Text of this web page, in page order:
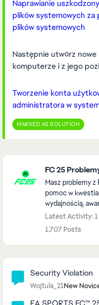
Naprawianie
plików systemowych za
plików systemowych
Następnie utwórz
komputerze i z jego
Tworzenie konta
administratora w
MARKED AS SOLUTION
FC 25
Masz problemy z
pomoc w
wydajnością,
Latest Activity: 1
1,707 Posts
Security Violation
Wojtula_21New